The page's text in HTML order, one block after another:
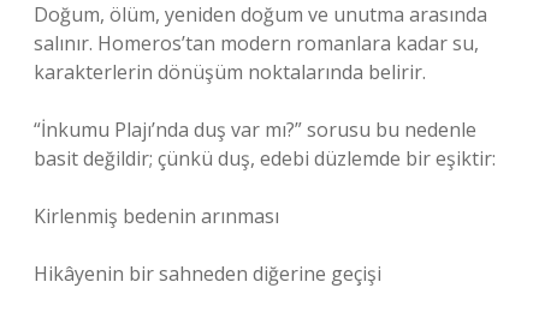
Doğum, ölüm, yeniden doğum ve unutma arasında
salınır. Homeros’tan modern romanlara kadar su,
karakterlerin dönüşüm noktalarında belirir.
“İnkumu Plajı’nda duş var mı?” sorusu bu nedenle
basit değildir; çünkü duş, edebi düzlemde bir eşiktir:
Kirlenmiş bedenin arınması
Hikâyenin bir sahneden diğerine geçişi